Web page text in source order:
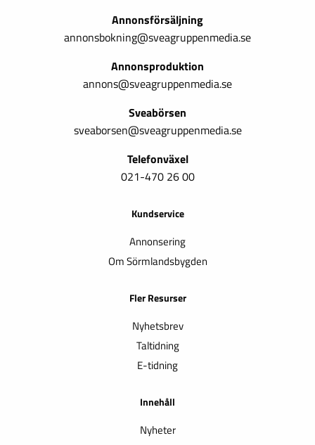
Annonsförsäljning
annonsbokning@sveagruppenmedia.se
Annonsproduktion
annons@sveagruppenmedia.se
Sveabörsen
sveaborsen@sveagruppenmedia.se
Telefonväxel
021-470 26 00
Kundservice
Annonsering
Om Sörmlandsbygden
Fler Resurser
Nyhetsbrev
Taltidning
E-tidning
Innehåll
Nyheter